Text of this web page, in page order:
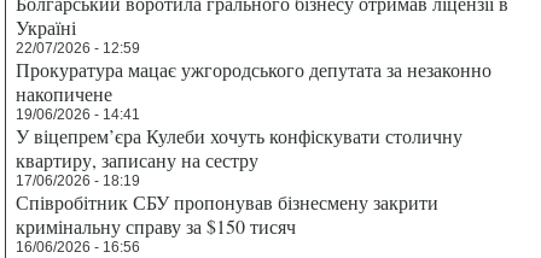
Україні
22/07/2026 - 12:59
Прокуратура мацає ужгородського депутата за незаконно
накопичене
19/06/2026 - 14:41
У віцепрем’єра Кулеби хочуть конфіскувати столичну
квартиру, записану на сестру
17/06/2026 - 18:19
Співробітник СБУ пропонував бізнесмену закрити
кримінальну справу за $150 тисяч
16/06/2026 - 16:56